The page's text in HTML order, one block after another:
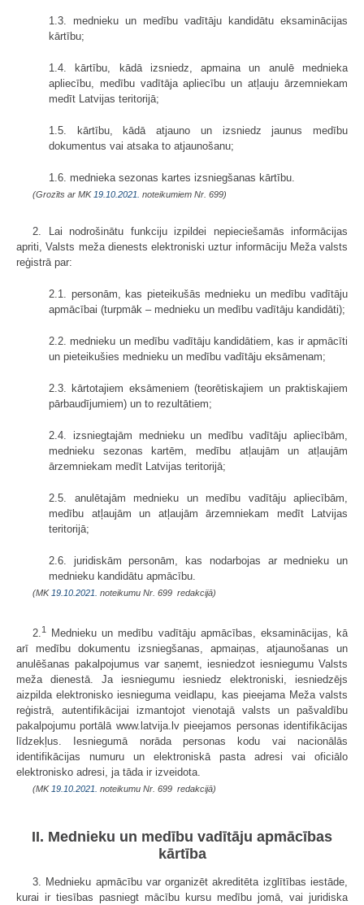
1.3. mednieku un medību vadītāju kandidātu eksaminācijas
kārtību;
1.4. kārtību, kādā izsniedz, apmaina un anulē mednieka
apliecību, medību vadītāja apliecību un atļauju ārzemniekam
medīt Latvijas teritorijā;
1.5. kārtību, kādā atjauno un izsniedz jaunus medību
dokumentus vai atsaka to atjaunošanu;
1.6. mednieka sezonas kartes izsniegšanas kārtību.
(Grozīts ar MK 19.10.2021. noteikumiem Nr. 699)
2. Lai nodrošinātu funkciju izpildei nepieciešamās informācijas
apriti, Valsts meža dienests elektroniski uztur informāciju Meža valsts
reģistrā par:
2.1. personām, kas pieteikušās mednieku un medību vadītāju
apmācībai (turpmāk – mednieku un medību vadītāju kandidāti);
2.2. mednieku un medību vadītāju kandidātiem, kas ir apmācīti
un pieteikušies mednieku un medību vadītāju eksāmenam;
2.3. kārtotajiem eksāmeniem (teorētiskajiem un praktiskajiem
pārbaudījumiem) un to rezultātiem;
2.4. izsniegtajām mednieku un medību vadītāju apliecībām,
mednieku sezonas kartēm, medību atļaujām un atļaujām
ārzemniekam medīt Latvijas teritorijā;
2.5. anulētajām mednieku un medību vadītāju apliecībām,
medību atļaujām un atļaujām ārzemniekam medīt Latvijas
teritorijā;
2.6. juridiskām personām, kas nodarbojas ar mednieku un
mednieku kandidātu apmācību.
(MK 19.10.2021. noteikumu Nr. 699 redakcijā)
2. 1
Mednieku un medību vadītāju apmācības, eksaminācijas, kā
arī medību dokumentu izsniegšanas, apmaiņas, atjaunošanas un
anulēšanas pakalpojumus var saņemt, iesniedzot iesniegumu Valsts
meža dienestā. Ja iesniegumu iesniedz elektroniski, iesniedzējs
aizpilda elektronisko iesnieguma veidlapu, kas pieejama Meža valsts
reģistrā, autentifikācijai izmantojot vienotajā valsts un pašvaldību
pakalpojumu portālā www.latvija.lv pieejamos personas identifikācijas
līdzekļus. Iesniegumā norāda personas kodu vai nacionālās
identifikācijas numuru un elektroniskā pasta adresi vai oficiālo
elektronisko adresi, ja tāda ir izveidota.
(MK 19.10.2021. noteikumu Nr. 699 redakcijā)
II. Mednieku un medību vadītāju apmācības
kārtība
3. Mednieku apmācību var organizēt akreditēta izglītības iestāde,
kurai ir tiesības pasniegt mācību kursu medību jomā, vai juridiska